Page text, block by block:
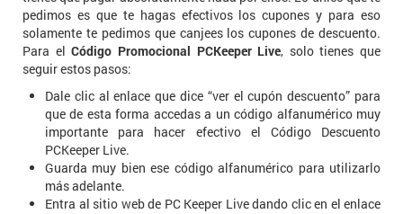
pedimos es que te hagas efectivos los cupones y para eso
solamente te pedimos que canjees los cupones de descuento.
Para elCódigo Promocional PCKeeper Live, solo tienes que
seguir estos pasos:
Dale clic al enlace que dice “ver el cupón descuento” para
que de esta forma accedas a un código alfanumérico muy
importante para hacer efectivo el Código Descuento
PCKeeper Live.
Guarda muy bien ese código alfanumérico para utilizarlo
más adelante.
Entra al sitio web de PC Keeper Live dando clic en el enlace